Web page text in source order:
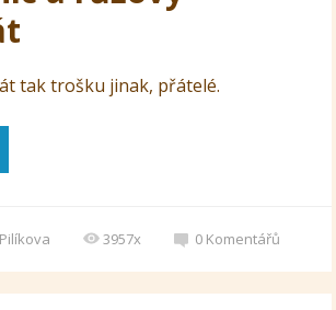
tak trošku jinak, přátelé.
3957x 0 Komentářů